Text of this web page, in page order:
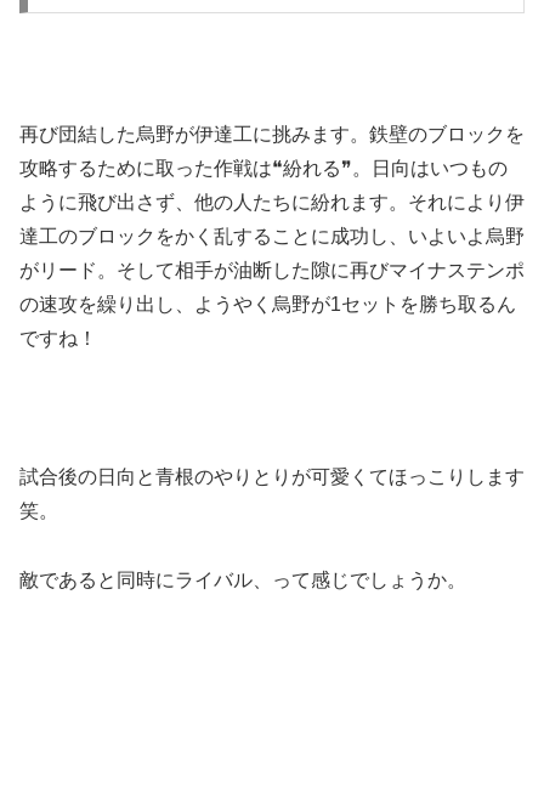
再び団結した烏野が伊達工に挑みます。鉄壁のブロックを
攻略するために取った作戦は❝紛れる❞。日向はいつもの
ように飛び出さず、他の人たちに紛れます。それにより伊
達工のブロックをかく乱することに成功し、いよいよ烏野
がリード。そして相手が油断した隙に再びマイナステンポ
の速攻を繰り出し、ようやく烏野が1セットを勝ち取るん
ですね！
試合後の日向と青根のやりとりが可愛くてほっこりします
笑。
敵であると同時にライバル、って感じでしょうか。